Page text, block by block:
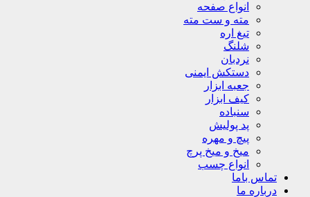
انواع صفحه
مته و ست مته
تیغ اره
شلنگ
نردبان
دستکش ایمنی
جعبه ابزار
کیف ابزار
سنباده
پد پولیش
پیچ و مهره
میخ و میخ پرچ
انواع چسب
تماس باما
درباره ما